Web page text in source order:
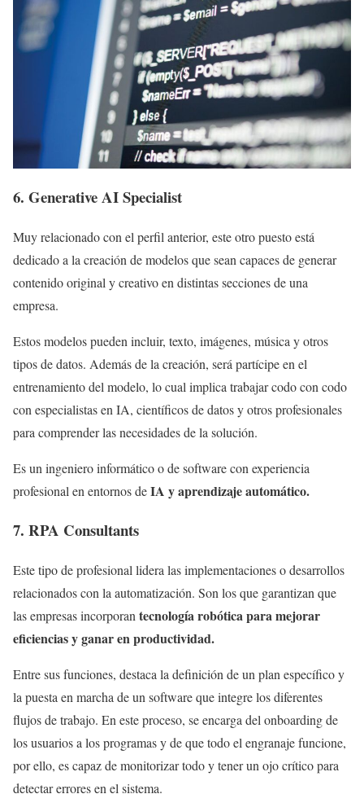
6. Generative AI Specialist
Muy relacionado con el perfil anterior, este otro puesto está
dedicado a la creación de modelos que sean capaces de generar
contenido original y creativo en distintas secciones de una
empresa.
Estos modelos pueden incluir, texto, imágenes, música y otros
tipos de datos. Además de la creación, será partícipe en el
entrenamiento del modelo, lo cual implica trabajar codo con codo
con especialistas en IA, científicos de datos y otros profesionales
para comprender las necesidades de la solución.
Es un ingeniero informático o de software con experiencia
profesional en entornos deIA y aprendizaje automático.
7. RPA Consultants
Este tipo de profesional lidera las implementaciones o desarrollos
relacionados con la automatización. Son los que garantizan que
las empresas incorporan tecnología robótica para mejorar
eficiencias y ganar en productividad.
Entre sus funciones, destaca la definición de un plan específico y
la puesta en marcha de un software que integre los diferentes
flujos de trabajo. En este proceso, se encarga del onboarding de
los usuarios a los programas y de que todo el engranaje funcione,
por ello, es capaz de monitorizar todo y tener un ojo crítico para
detectar errores en el sistema.